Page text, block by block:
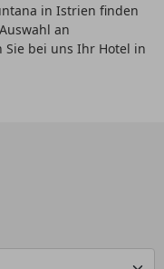
in Istrien finden
an
bei uns Ihr Hotel in